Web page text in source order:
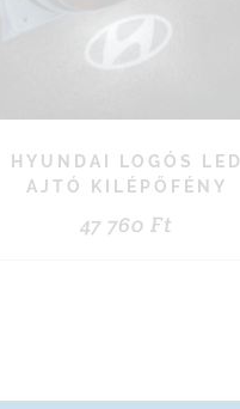
HYUNDAI LOGÓS LED
AJTÓ KILÉPŐFÉNY
47 760Ft